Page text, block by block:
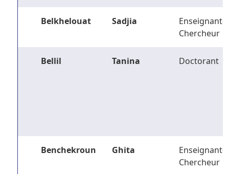
Belkhelouat Sadjia
Enseignant-
Chercheur
Bellil Tanina Doctorant
Benchekroun Ghita
Enseignant-
Chercheur